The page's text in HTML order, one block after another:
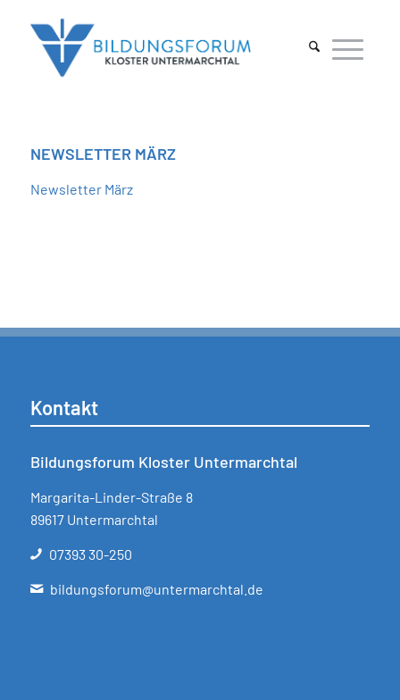
NEWSLETTER MÄRZ
Newsletter März
Kontakt
Bildungsforum Kloster Untermarchtal
Margarita-Linder-Straße 8
89617 Untermarchtal
07393 30-250
bildungsforum@untermarchtal.de